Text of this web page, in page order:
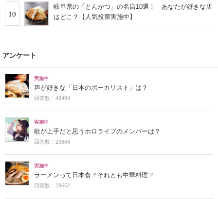
10
岐阜県の「とんかつ」の名店10選！ あなたが好きな店
はどこ？【人気投票実施中】
アンケート
実施中
声が好きな「日本のボーカリスト」は？
回答数：49484
実施中
歌が上手だと思うホロライブのメンバーは？
回答数：23864
実施中
ラーメンって日本食？それとも中華料理？
回答数：19652